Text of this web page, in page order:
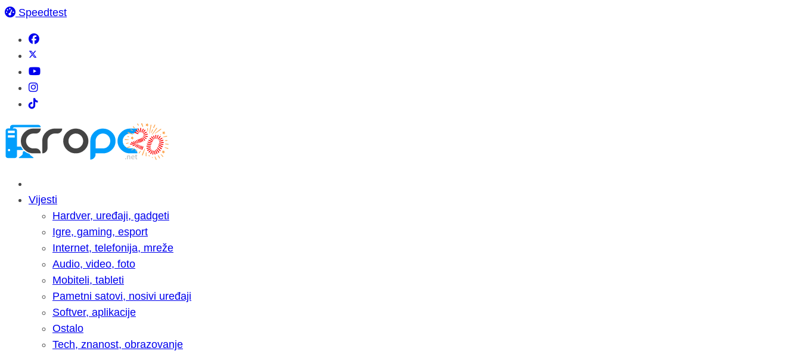
Speedtest
Vijesti
Hardver, uređaji, gadgeti
Igre, gaming, esport
Internet, telefonija, mreže
Audio, video, foto
Mobiteli, tableti
Pametni satovi, nosivi uređaji
Softver, aplikacije
Ostalo
Tech, znanost, obrazovanje